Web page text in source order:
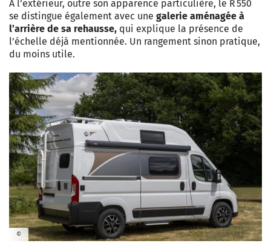
A l’extérieur, outre son apparence particulière, le R 550
se distingue également avec une galerie aménagée à
l’arrière de sa rehausse, qui explique la présence de
l’échelle déjà mentionnée. Un rangement sinon pratique,
du moins utile.
©